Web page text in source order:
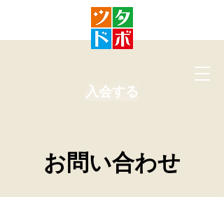
入会する
お問い合わせ